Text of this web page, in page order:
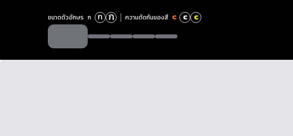
ขนาดตัวอักษร ก ก ก ความตัดกันของสี c c c